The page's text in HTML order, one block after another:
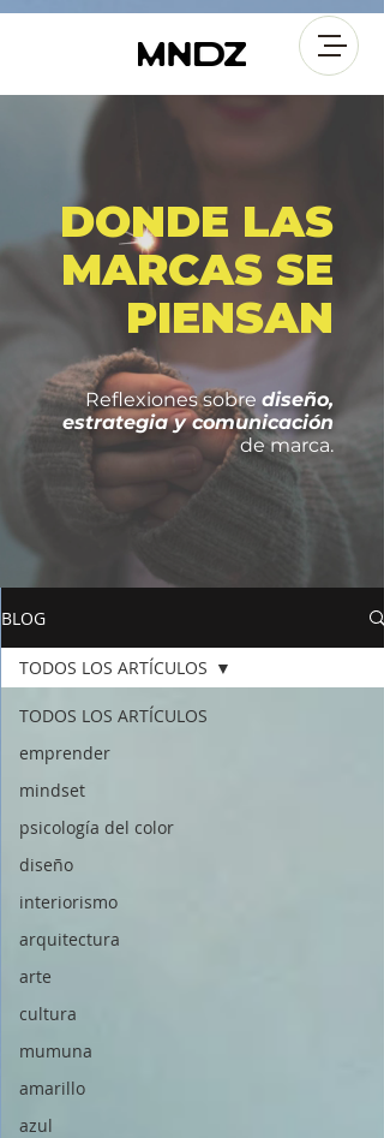
DONDE LAS
MARCAS SE
PIENSAN
Reflexiones sobre diseño,
estrategia y comunicación
de marca.
BLOG
TODOS LOS ARTÍCULOS
emprender
mindset
psicología del color
diseño
interiorismo
arquitectura
arte
cultura
mumuna
amarillo
azul
TODOS LOS ARTÍCULOS